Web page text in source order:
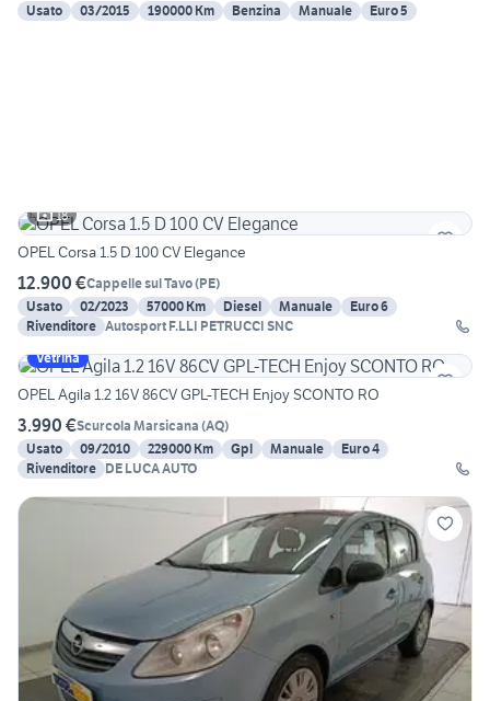
Usato
03/2015 190000 Km Benzina Manuale Euro 5
18
OPEL Corsa 1.5 D 100 CV Elegance
12.900 €Cappelle sul Tavo(PE)
Usato
02/2023 57000 Km Diesel Manuale
Euro 6
Rivenditore
Autosport F.LLI PETRUCCI SNC
Vetrina
OPEL Agila 1.2 16V 86CV GPL-TECH Enjoy SCONTO RO
3.990 €Scurcola Marsicana (AQ)
Usato
09/2010 229000 Km Gpl Manuale
Euro 4
Rivenditore DE LUCA AUTO